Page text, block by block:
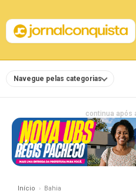
Navegue pelas categorias
continua após
Início Bahia